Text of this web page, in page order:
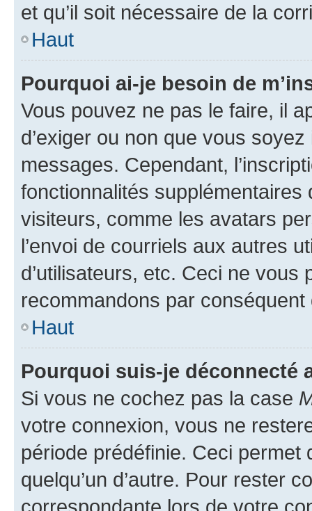
et qu’il soit nécessaire de la
Haut
Pourquoi ai-je besoin de
Vous pouvez ne pas le faire, il
d’exiger ou non que vous
messages. Cependant,
fonctionnalités
visiteurs, comme les avatars
l’envoi de courriels aux autres
d’utilisateurs, etc. Ceci ne vous
recommandons par conséquent
Haut
Pourquoi suis-je déconnecté
Si vous ne cochez pas la case
votre connexion, vous ne
période prédéfinie. Ceci permet
quelqu’un d’autre. Pour rester